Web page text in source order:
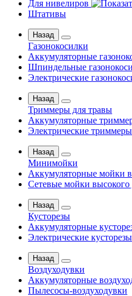
Для нивелиров
Штативы
Назад
Газонокосилки
Аккумуляторные
Шпиндельные
Электрические
Назад
Триммеры для травы
Аккумуляторные
Электрические
Назад
Минимойки
Аккумуляторные мойки
Сетевые мойки высокого
Назад
Кусторезы
Аккумуляторные
Электрические кусторезы
Назад
Воздуходувки
Аккумуляторные
Пылесосы-воздуходувки